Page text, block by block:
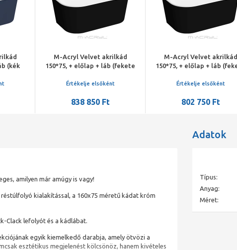
(kék
M-Acryl Velvet akrilkád
150*75, + előlap + láb (fekete
Értékelje elsőként
838 850 Ft
M-Acryl Velvet akrilkád
150*75, + előlap + láb
Értékelje elsőként
802 750 Ft
amilyen már amúgy is vagy!
kialakítással, a 160x75 méretű kádat króm
Clack lefolyót és a kádlábat.
egyik kiemelkedő darabja, amely ötvözi a
esztétikus megjelenést kölcsönöz, hanem kivételes
Adatok
Típus:
Anyag:
Méret: